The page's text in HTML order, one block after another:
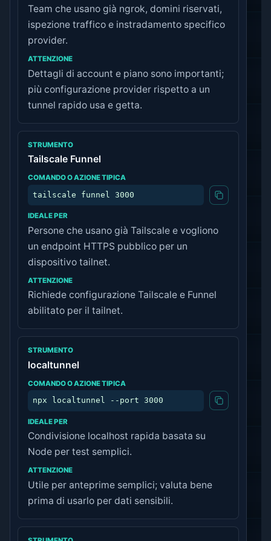
Team che usano già ngrok, domini riservati,
ispezione traffico e instradamento specifico
provider.
Dettagli di account e piano sono importanti;
più configurazione provider rispetto a un
tunnel rapido usa e getta.
Tailscale Funnel
tailscale funnel 3000
Persone che usano già Tailscale e vogliono
un endpoint HTTPS pubblico per un
dispositivo tailnet.
Richiede configurazione Tailscale e Funnel
abilitato per il tailnet.
localtunnel
npx localtunnel --port 3000
Condivisione localhost rapida basata su
Node per test semplici.
Utile per anteprime semplici; valuta bene
prima di usarlo per dati sensibili.